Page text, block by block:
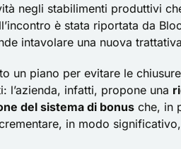
negli stabilimenti produttivi
è stata riportata da
intavolare una nuova
un piano per evitare le
l’azienda, infatti, propone una
del sistema di bonus che, in
in modo